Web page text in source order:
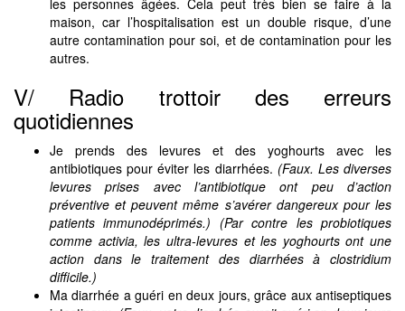
maison, car l’hospitalisation est un double risque, d’une
autre contamination pour soi, et de contamination pour les
autres.
V/ Radio trottoir des erreurs
quotidiennes
Je prends des levures et des yoghourts avec les
antibiotiques pour éviter les diarrhées. (Faux. Les diverses
levures prises avec l’antibiotique ont peu d’action
préventive et peuvent même s’avérer dangereux pour les
patients immunodéprimés.) (Par contre les probiotiques
comme activia, les ultra-levures et les yoghourts ont une
action dans le traitement des diarrhées à clostridium
difficile.)
Ma diarrhée a guéri en deux jours, grâce aux antiseptiques